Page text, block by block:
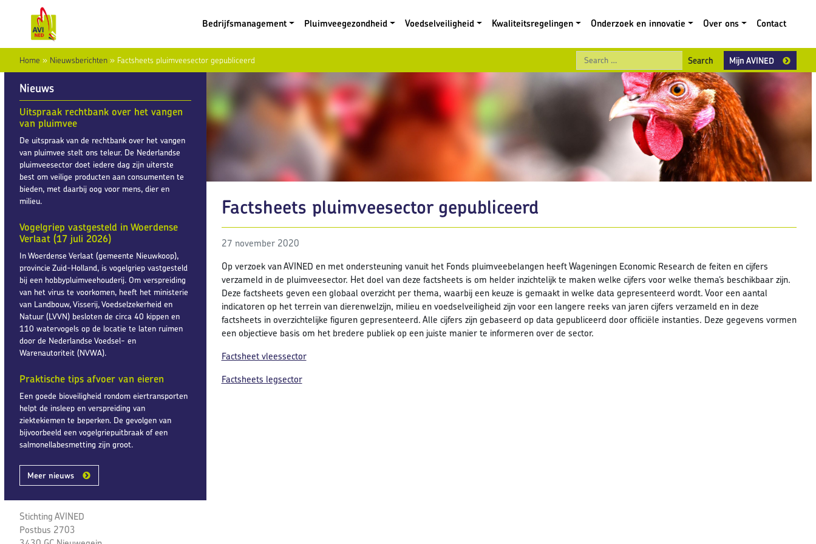
Bedrijfsmanagement
Pluimveegezondheid Voedselveiligheid Kwaliteitsregelingen Onderzoek en innovatie Over ons Contact
Home » Nieuwsberichten » Factsheets pluimveesector gepubliceerd Search
Mijn AVINED
Nieuws
Uitspraak rechtbank over het vangen
van pluimvee
De uitspraak van de rechtbank over het vangen
van pluimvee stelt ons teleur. De Nederlandse
pluimveesector doet iedere dag zijn uiterste
best om veilige producten aan consumenten te
bieden, met daarbij oog voor mens, dier en
milieu.
Vogelgriep vastgesteld in Woerdense
Verlaat (17 juli 2026)
In Woerdense Verlaat (gemeente Nieuwkoop),
provincie Zuid-Holland, is vogelgriep vastgesteld
bij een hobbypluimveehouderij. Om verspreiding
van het virus te voorkomen, heeft het ministerie
van Landbouw, Visserij, Voedselzekerheid en
Natuur (LVVN) besloten de circa 40 kippen en
110 watervogels op de locatie te laten ruimen
door de Nederlandse Voedsel- en
Warenautoriteit (NVWA).
Praktische tips afvoer van eieren
Een goede bioveiligheid rondom eiertransporten
helpt de insleep en verspreiding van
ziektekiemen te beperken. De gevolgen van
bijvoorbeeld een vogelgriepuitbraak of een
salmonellabesmetting zijn groot.
Meer nieuws
Stichting AVINED
Postbus 2703
Factsheets pluimveesector gepubliceerd
27 november 2020
Op verzoek van AVINED en met ondersteuning vanuit het Fonds pluimveebelangen heeft Wageningen Economic Research de feiten en cijfers
verzameld in de pluimveesector. Het doel van deze factsheets is om helder inzichtelijk te maken welke cijfers voor welke thema’s beschikbaar zijn.
Deze factsheets geven een globaal overzicht per thema, waarbij een keuze is gemaakt in welke data gepresenteerd wordt. Voor een aantal
indicatoren op het terrein van dierenwelzijn, milieu en voedselveiligheid zijn voor een langere reeks van jaren cijfers verzameld en in deze
factsheets in overzichtelijke figuren gepresenteerd. Alle cijfers zijn gebaseerd op data gepubliceerd door officiële instanties. Deze gegevens vormen
een objectieve basis om het bredere publiek op een juiste manier te informeren over de sector.
Factsheet vleessector
Factsheets legsector